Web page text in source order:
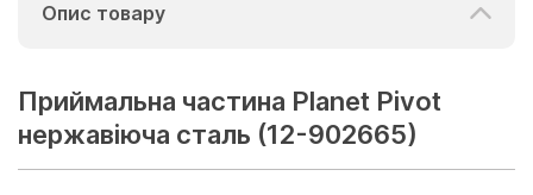
Опис товару
Приймальна частина Planet Pivot
нержавіюча сталь (12-902665)